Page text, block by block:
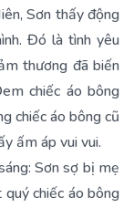
Sơn thấy động
Đó là tình yêu
thương đã biến
chiếc áo bông
chiếc áo bông cũ
ấm áp vui vui.
Sơn sợ bị mẹ
chiếc áo bông